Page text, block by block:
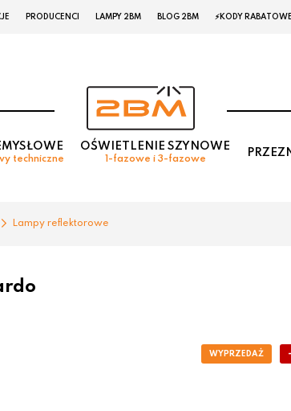
PRODUCENCI LAMPY 2BM BLOG 2BM ⚡KODY
techniczne
OŚWIETLENIE SZYNOWE
1-fazowe i 3-fazowe
Lampy reflektorowe